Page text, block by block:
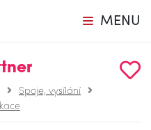
MENU
Spoje, vysílání